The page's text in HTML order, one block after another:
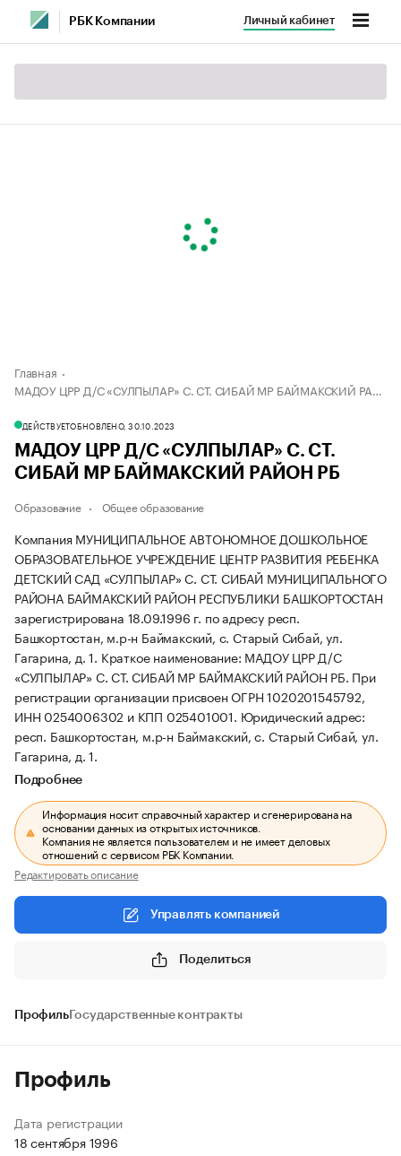
РБК Компании Личный кабинет
Главная
МАДОУ ЦРР Д/С «СУЛПЫЛАР» С. СТ. СИБАЙ МР БАЙМАКСКИЙ РАЙОН РБ
ДЕЙСТВУЕТОБНОВЛЕНО, 30.10.2023
МАДОУ ЦРР Д/С «СУЛПЫЛАР» С. СТ.
СИБАЙ МР БАЙМАКСКИЙ РАЙОН РБ
Образование Общее образование
Компания МУНИЦИПАЛЬНОЕ АВТОНОМНОЕ ДОШКОЛЬНОЕ
ОБРАЗОВАТЕЛЬНОЕ УЧРЕЖДЕНИЕ ЦЕНТР РАЗВИТИЯ РЕБЕНКА
ДЕТСКИЙ САД «СУЛПЫЛАР» С. СТ. СИБАЙ МУНИЦИПАЛЬНОГО
РАЙОНА БАЙМАКСКИЙ РАЙОН РЕСПУБЛИКИ БАШКОРТОСТАН
зарегистрирована 18.09.1996 г. по адресу респ.
Башкортостан, м.р-н Баймакский, с. Старый Сибай, ул.
Гагарина, д. 1. Краткое наименование: МАДОУ ЦРР Д/С
«СУЛПЫЛАР» С. СТ. СИБАЙ МР БАЙМАКСКИЙ РАЙОН РБ. При
регистрации организации присвоен ОГРН 1020201545792,
ИНН 0254006302 и КПП 025401001. Юридический адрес:
респ. Башкортостан, м.р-н Баймакский, с. Старый Сибай, ул.
Гагарина, д. 1.
Подробнее
Информация носит справочный характер и сгенерирована на
основании данных из открытых источников.
Компания не является пользователем и не имеет деловых
отношений с сервисом РБК Компании.
Редактировать описание
Управлять компанией
Поделиться
ПрофильГосударственные контракты
Профиль
Дата регистрации
18 сентября 1996